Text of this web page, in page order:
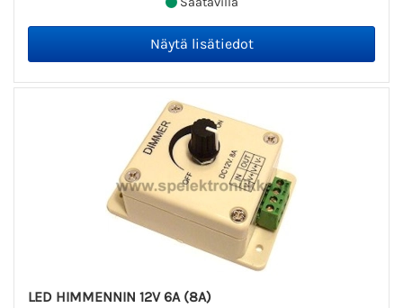
LED HIMMENNIN 12V 6A (8A)